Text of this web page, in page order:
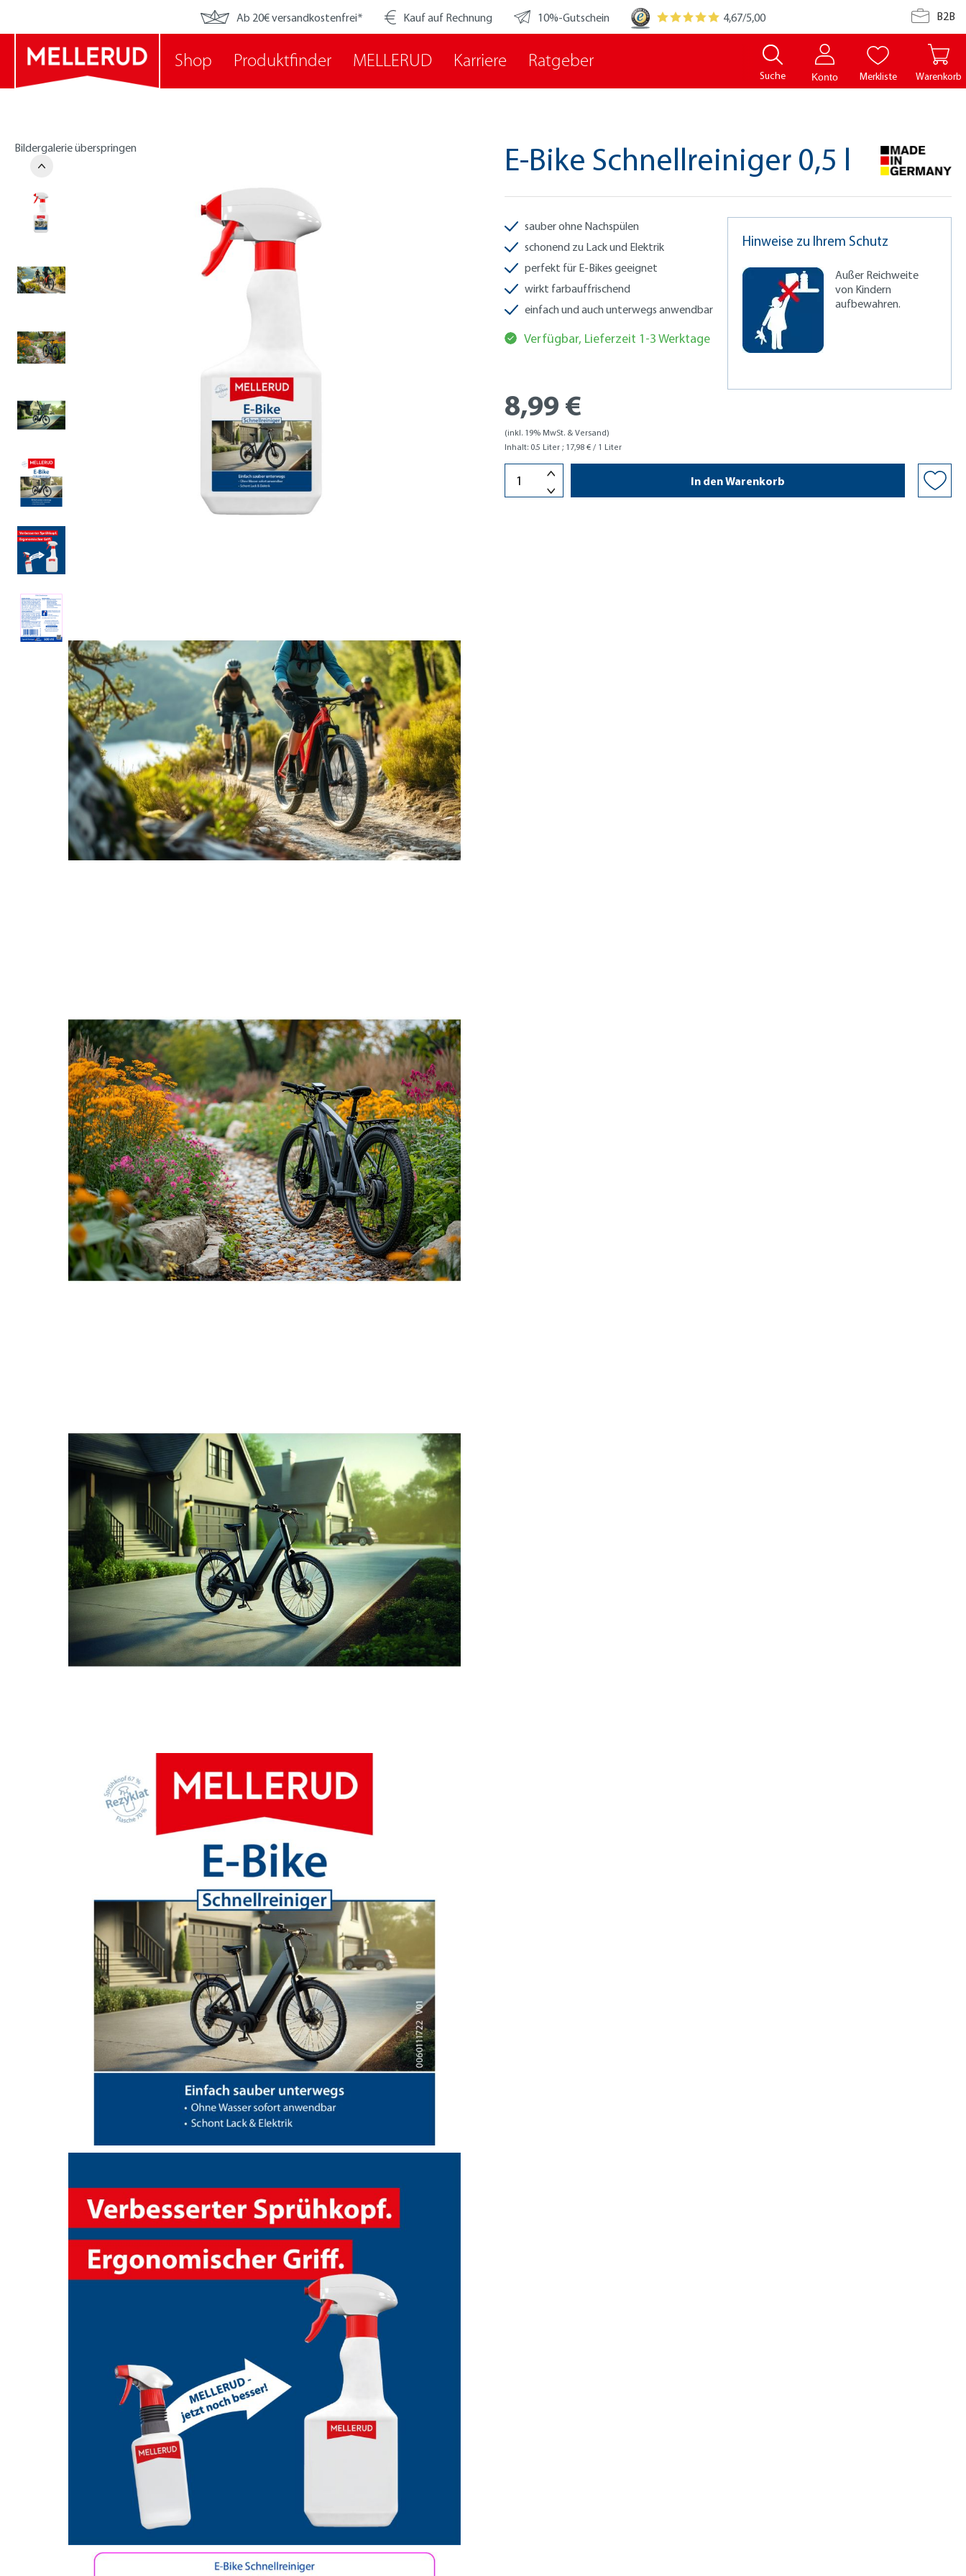
Ab 20€ versandkostenfrei* Kauf auf Rechnung 10%-Gutschein 4,67/5,00
Shop Produktfinder MELLERUD Karriere Ratgeber
Suche Konto Merkliste
B2B
Warenkorb
E-Bike Schnellreiniger 0,5 l
Bildergalerie überspringen
8,99 €
(inkl. 19% MwSt. & Versand)
Inhalt: 0.5 Liter ; 17,98 € / 1 Liter
Verfügbar, Lieferzeit 1-3 Werktage
In den Warenkorb
sauber ohne Nachspülen
schonend zu Lack und Elektrik
perfekt für E-Bikes geeignet
wirkt farbauffrischend
einfach und auch unterwegs anwendbar
Hinweise zu Ihrem Schutz
Außer Reichweite
von Kindern
aufbewahren.